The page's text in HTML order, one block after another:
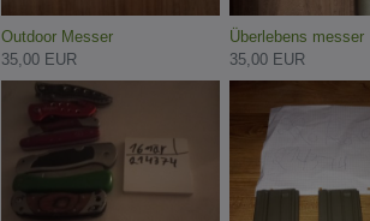
Outdoor Messer
35,00 EUR
Überlebens messer
35,00 EUR